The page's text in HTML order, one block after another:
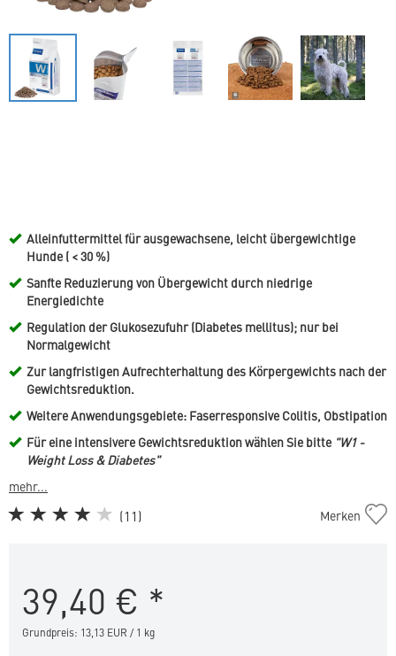
Alleinfuttermittel für ausgewachsene, leicht übergewichtige
Hunde ( < 30 %)
Sanfte Reduzierung von Übergewicht durch niedrige
Energiedichte
Regulation der Glukosezufuhr (Diabetes mellitus); nur bei
Normalgewicht
Zur langfristigen Aufrechterhaltung des Körpergewichts nach der
Gewichtsreduktion.
Weitere Anwendungsgebiete: Faserresponsive Colitis, Obstipation
Für eine intensivere Gewichtsreduktion wählen Sie bitte "W1 -
Weight Loss & Diabetes"
mehr...
(11)
Dog
Merken
39,40 € *
Grundpreis: 13,13 EUR / 1 kg